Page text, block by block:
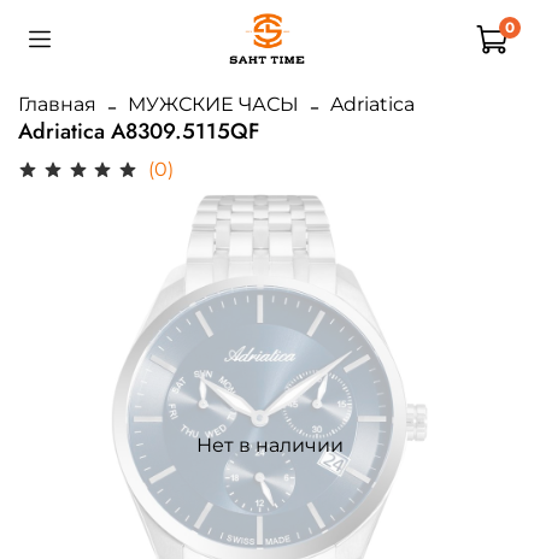
0
Главная МУЖСКИЕ ЧАСЫ Adriatica
Adriatica A8309.5115QF
(0)
Нет в наличии